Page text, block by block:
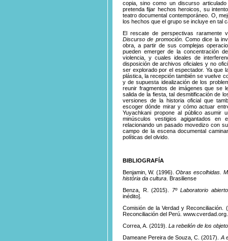
copia, sino como un discurso
pretenda fijar hechos heroicos, su
teatro documental contemporáneo. O,
los hechos que el grupo se incluye en tal
El rescate de perspectivas raramente
Discurso de promoción. Como dice la
obra, a partir de sus complejas
pueden emerger de la concentración
violencia, y cuales ideales de
disposición de archivos oficiales y no
ser explorado por el espectador. Ya que
plástica, la recepción también se vuelve
y de supuesta idealización de los
reunir fragmentos de imágenes que se
salida de la fiesta, tal desmitificación de
versiones de la historia oficial que
escoger dónde mirar y cómo actuar
Yuyachkani propone al público asumir
minúsculos vestigios agigantados
relacionando un pasado movedizo con
campo de la escena documental
políticas del olvido.
BIBLIOGRAFÍA
Benjamin, W. (1996).Obras escolhidas.
história da cultura. Brasiliense
Benza, R. (2015). 7º Laboratorio
inédito].
Comisión de la Verdad y Reconciliación.
Reconciliación del Perú.
Correa, A. (2019). La rebelión de los
Dameane Pereira de Souza, C. (2017). A